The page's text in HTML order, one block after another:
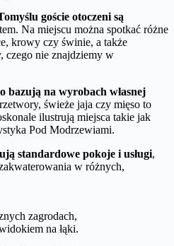
goście otoczeni są
Na miejscu można spotkać różne
krowy czy świnie, a także
czego nie znajdziemy w
bazują na wyrobach własnej
świeże jaja czy mięso to
ilustrują miejsca takie jak
Pod Modrzewiami.
standardowe pokoje i usługi,
w różnych,
zagrodach,
na łąki.